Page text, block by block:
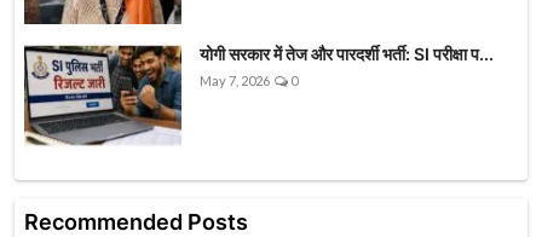
योगी सरकार में तेज और पारदर्शी भर्ती: SI परीक्षा प...
May 7, 2026 0
Recommended Posts